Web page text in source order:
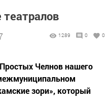
1289 0 0
Челнов нашего
зори», который